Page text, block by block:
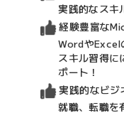
実践的なスキ
経験豊富な
WordやExcel
スキル習得に
ポート！
実践的なビジ
就職、転職を